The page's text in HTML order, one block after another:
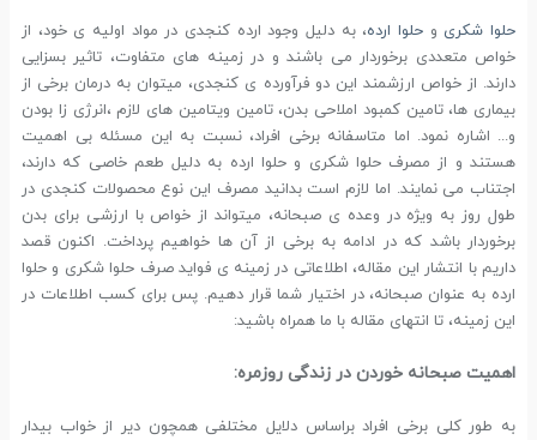
حلوا شکری و حلوا ارده، به دلیل وجود ارده کنجدی در مواد اولیه ی خود، از
خواص متعددی برخوردار می باشند و در زمینه های متفاوت، تاثیر بسزایی
دارند. از خواص ارزشمند این دو فرآورده ی کنجدی، میتوان به درمان برخی از
بیماری ها، تامین کمبود املاحی بدن، تامین ویتامین های لازم ،انرژی زا بودن
و... اشاره نمود. اما متاسفانه برخی افراد، نسبت به این مسئله بی اهمیت
هستند و از مصرف حلوا شکری و حلوا ارده به دلیل طعم خاصی که دارند،
اجتناب می نمایند. اما لازم است بدانید مصرف این نوع محصولات کنجدی در
طول روز به ویژه در وعده ی صبحانه، میتواند از خواص با ارزشی برای بدن
برخوردار باشد که در ادامه به برخی از آن ها خواهیم پرداخت. اکنون قصد
داریم با انتشار این مقاله، اطلاعاتی در زمینه ی فواید صرف حلوا شکری و حلوا
ارده به عنوان صبحانه، در اختیار شما قرار دهیم. پس برای کسب اطلاعات در
این زمینه، تا انتهای مقاله با ما همراه باشید:
اهمیت صبحانه خوردن در زندگی روزمره:
به طور کلی برخی افراد براساس دلایل مختلفی همچون دیر از خواب بیدار